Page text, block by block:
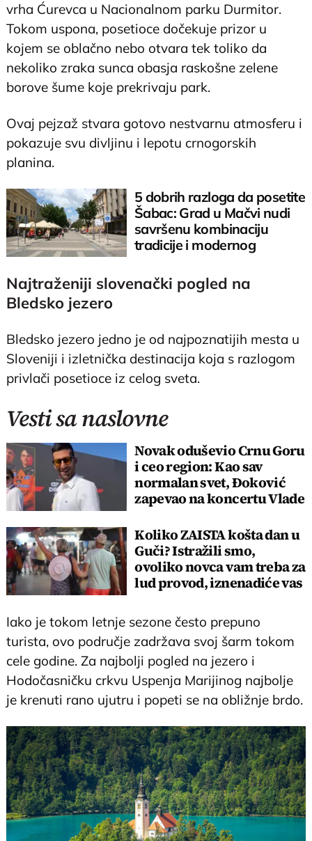
vrha Ćurevca u Nacionalnom parku Durmitor.
Tokom uspona, posetioce dočekuje prizor u
kojem se oblačno nebo otvara tek toliko da
nekoliko zraka sunca obasja raskošne zelene
borove šume koje prekrivaju park.
Ovaj pejzaž stvara gotovo nestvarnu atmosferu i
pokazuje svu divljinu i lepotu crnogorskih
planina.
5 dobrih razloga da posetite
Šabac: Grad u Mačvi nudi
savršenu kombinaciju
tradicije i modernog
Najtraženiji slovenački pogled na
Bledsko jezero
Bledsko jezero jedno je od najpoznatijih mesta u
Sloveniji i izletnička destinacija koja s razlogom
privlači posetioce iz celog sveta.
Vesti sa naslovne
Novak oduševio Crnu Goru
i ceo region: Kao sav
normalan svet, Đoković
zapevao na koncertu Vlade
Koliko ZAISTA košta dan u
Guči? Istražili smo,
ovoliko novca vam treba za
lud provod, iznenadiće vas
Iako je tokom letnje sezone često prepuno
turista, ovo područje zadržava svoj šarm tokom
cele godine. Za najbolji pogled na jezero i
Hodočasničku crkvu Uspenja Marijinog najbolje
je krenuti rano ujutru i popeti se na obližnje brdo.